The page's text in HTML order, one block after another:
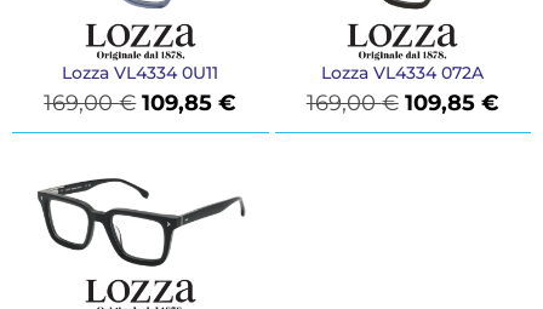
Lozza VL4334 0U11
169,00€ 109,85€
Lozza VL4334 072A
169,00€ 109,85 €